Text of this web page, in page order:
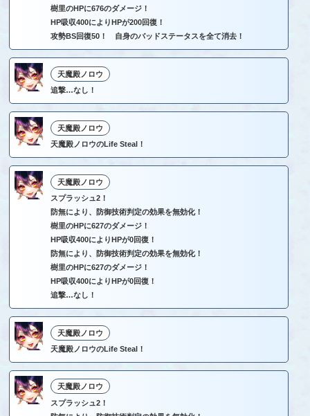
樹里のHPに676のダメージ！
HP吸収400によりHPが200回復！
攻勢BS回復50！ 自身のバッドステータスを全て消去！
天魔殿ノロウ
追撃…なし！
天魔殿ノロウ
天魔殿ノロウのLife Steal！
天魔殿ノロウ
スプラッシュ2！
防無により、防御技術判定の効果を無効化！
樹里のHPに627のダメージ！
HP吸収400によりHPが0回復！
防無により、防御技術判定の効果を無効化！
樹里のHPに627のダメージ！
HP吸収400によりHPが0回復！
追撃…なし！
天魔殿ノロウ
天魔殿ノロウのLife Steal！
天魔殿ノロウ
スプラッシュ2！